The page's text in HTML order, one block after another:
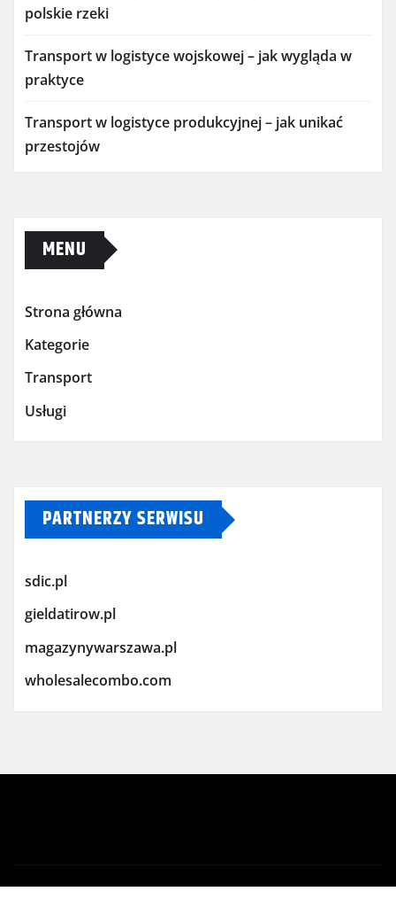
polskie rzeki
Transport w logistyce wojskowej – jak wygląda w
praktyce
Transport w logistyce produkcyjnej – jak unikać
przestojów
MENU
Strona główna
Kategorie
Transport
Usługi
PARTNERZY SERWISU
sdic.pl
gieldatirow.pl
magazynywarszawa.pl
wholesalecombo.com